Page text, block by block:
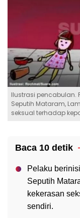
Ilustrasi pencabulan.
Seputih Mataram,
seksual terhadap
Baca 10 detik
Pelaku
Seputih
kekerasan
sendiri.